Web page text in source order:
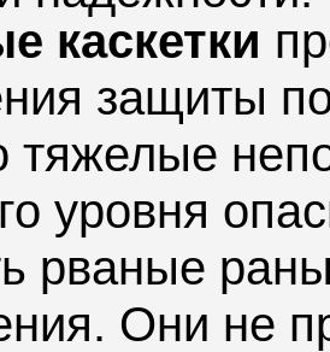
каскетки
защиты
тяжелые
уровня
рваные
Они не